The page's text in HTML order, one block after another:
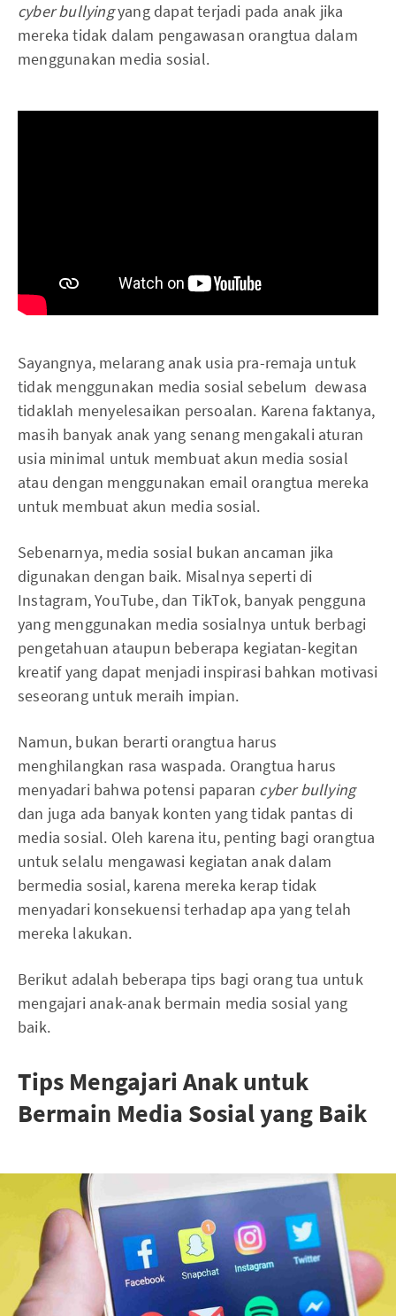
cyber bullyingyang dapat terjadi pada anak jika
mereka tidak dalam pengawasan orangtua dalam
menggunakan media sosial.
Sayangnya, melarang anak usia pra-remaja untuk
tidak menggunakan media sosial sebelum dewasa
tidaklah menyelesaikan persoalan. Karena faktanya,
masih banyak anak yang senang mengakali aturan
usia minimal untuk membuat akun media sosial
atau dengan menggunakan email orangtua mereka
untuk membuat akun media sosial.
Sebenarnya, media sosial bukan ancaman jika
digunakan dengan baik. Misalnya seperti di
Instagram, YouTube, dan TikTok, banyak pengguna
yang menggunakan media sosialnya untuk berbagi
pengetahuan ataupun beberapa kegiatan-kegitan
kreatif yang dapat menjadi inspirasi bahkan motivasi
seseorang untuk meraih impian.
Namun, bukan berarti orangtua harus
menghilangkan rasa waspada. Orangtua harus
menyadari bahwa potensi paparan cyber bullying
dan juga ada banyak konten yang tidak pantas di
media sosial. Oleh karena itu, penting bagi orangtua
untuk selalu mengawasi kegiatan anak dalam
bermedia sosial, karena mereka kerap tidak
menyadari konsekuensi terhadap apa yang telah
mereka lakukan.
Berikut adalah beberapa tips bagi orang tua untuk
mengajari anak-anak bermain media sosial yang
baik.
Tips Mengajari Anak untuk
Bermain Media Sosial yang Baik